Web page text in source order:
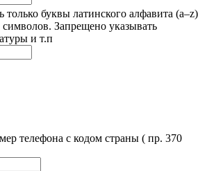
буквы латинского алфавита (a–z)
Запрещено указывать
и т.п
телефона с кодом страны ( пр. 370